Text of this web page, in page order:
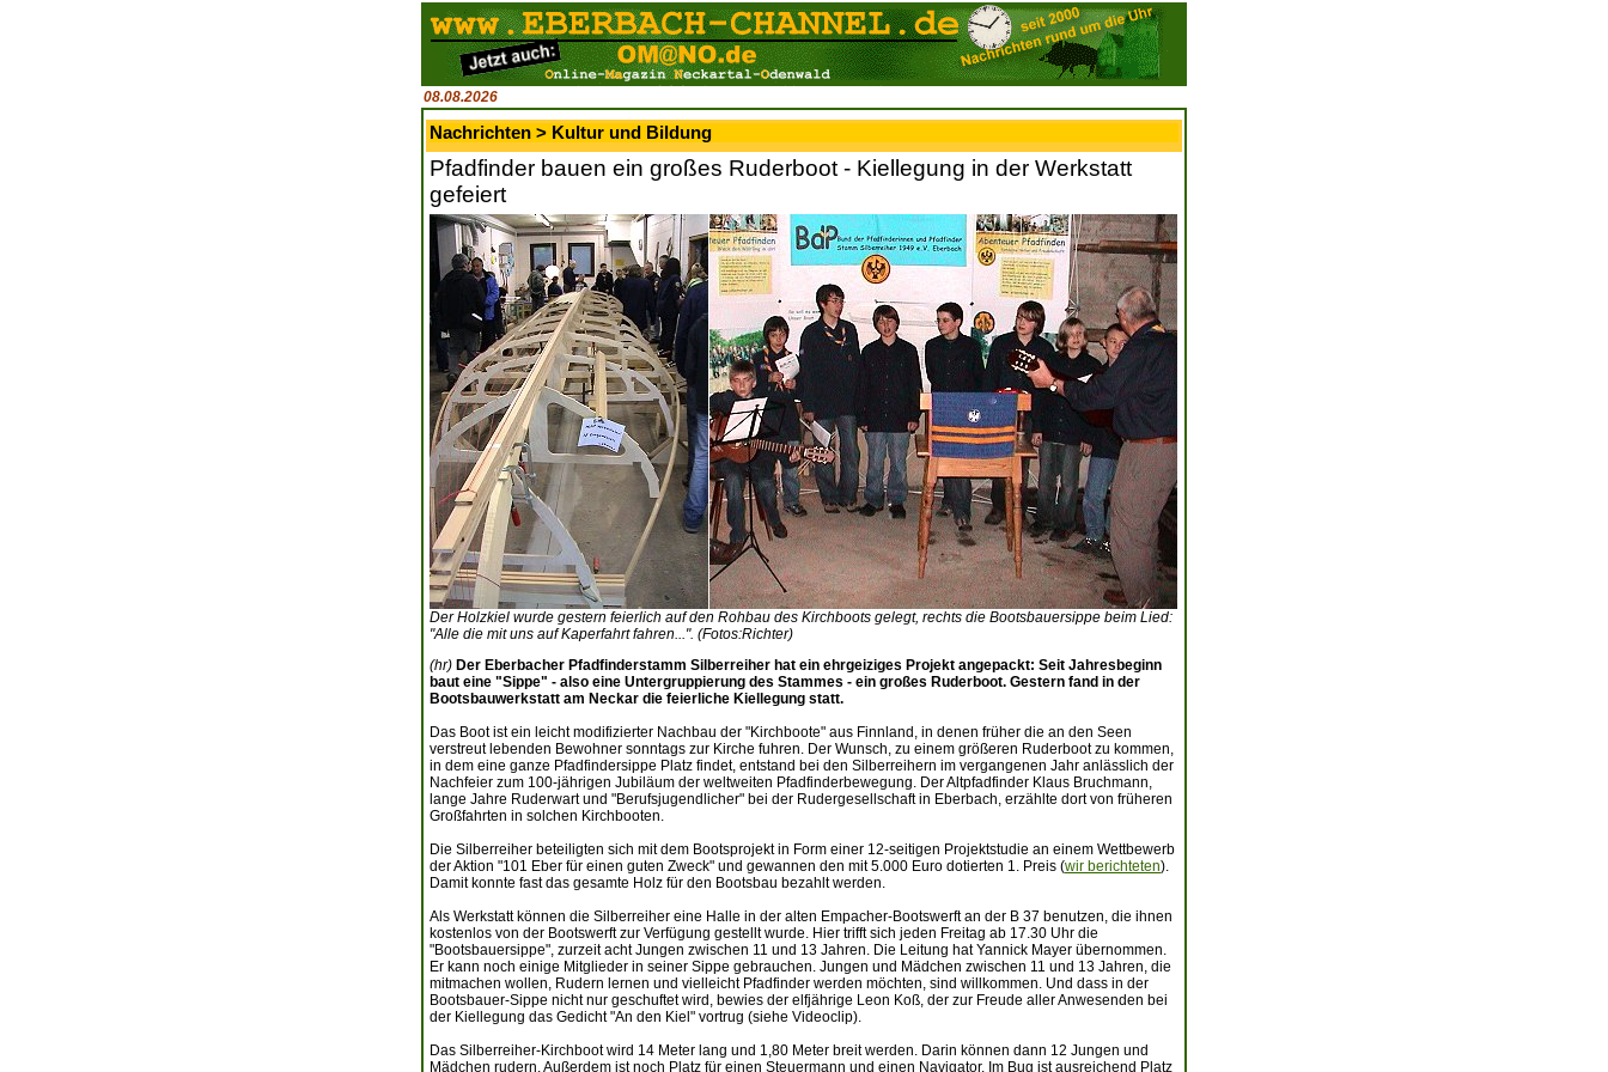
08.08.2026
Nachrichten > Kultur und Bildung
Pfadfinder bauen ein großes Ruderboot - Kiellegung in der Werkstatt
gefeiert
Der Holzkiel wurde gestern feierlich auf den Rohbau des Kirchboots gelegt, rechts die Bootsbauersippe beim Lied:
"Alle die mit uns auf Kaperfahrt fahren...". (Fotos:Richter)
(hr) Der Eberbacher Pfadfinderstamm Silberreiher hat ein ehrgeiziges Projekt angepackt: Seit Jahresbeginn
baut eine "Sippe" - also eine Untergruppierung des Stammes - ein großes Ruderboot. Gestern fand in der
Bootsbauwerkstatt am Neckar die feierliche Kiellegung statt.
Das Boot ist ein leicht modifizierter Nachbau der "Kirchboote" aus Finnland, in denen früher die an den Seen
verstreut lebenden Bewohner sonntags zur Kirche fuhren. Der Wunsch, zu einem größeren Ruderboot zu kommen,
in dem eine ganze Pfadfindersippe Platz findet, entstand bei den Silberreihern im vergangenen Jahr anlässlich der
Nachfeier zum 100-jährigen Jubiläum der weltweiten Pfadfinderbewegung. Der Altpfadfinder Klaus Bruchmann,
lange Jahre Ruderwart und "Berufsjugendlicher" bei der Rudergesellschaft in Eberbach, erzählte dort von früheren
Großfahrten in solchen Kirchbooten.
Die Silberreiher beteiligten sich mit dem Bootsprojekt in Form einer 12-seitigen Projektstudie an einem Wettbewerb
der Aktion "101 Eber für einen guten Zweck" und gewannen den mit 5.000 Euro dotierten 1. Preis (wir berichteten).
Damit konnte fast das gesamte Holz für den Bootsbau bezahlt werden.
Als Werkstatt können die Silberreiher eine Halle in der alten Empacher-Bootswerft an der B 37 benutzen, die ihnen
kostenlos von der Bootswerft zur Verfügung gestellt wurde. Hier trifft sich jeden Freitag ab 17.30 Uhr die
"Bootsbauersippe", zurzeit acht Jungen zwischen 11 und 13 Jahren. Die Leitung hat Yannick Mayer übernommen.
Er kann noch einige Mitglieder in seiner Sippe gebrauchen. Jungen und Mädchen zwischen 11 und 13 Jahren, die
mitmachen wollen, Rudern lernen und vielleicht Pfadfinder werden möchten, sind willkommen. Und dass in der
Bootsbauer-Sippe nicht nur geschuftet wird, bewies der elfjährige Leon Koß, der zur Freude aller Anwesenden bei
der Kiellegung das Gedicht "An den Kiel" vortrug (siehe Videoclip).
Das Silberreiher-Kirchboot wird 14 Meter lang und 1,80 Meter breit werden. Darin können dann 12 Jungen und
Mädchen rudern. Außerdem ist noch Platz für einen Steuermann und einen Navigator. Im Bug ist ausreichend Platz